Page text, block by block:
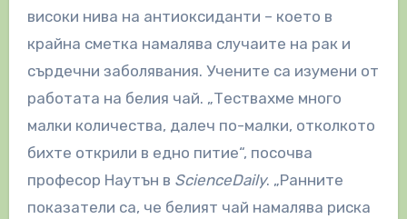
високи нива на антиоксиданти – което в
крайна сметка намалява случаите на рак и
сърдечни заболявания. Учените са изумени от
работата на белия чай. „Тествахме много
малки количества, далеч по-малки, отколкото
бихте открили в едно питие“, посочва
професор Наутън в ScienceDaily. „Ранните
показатели са, че белият чай намалява риска